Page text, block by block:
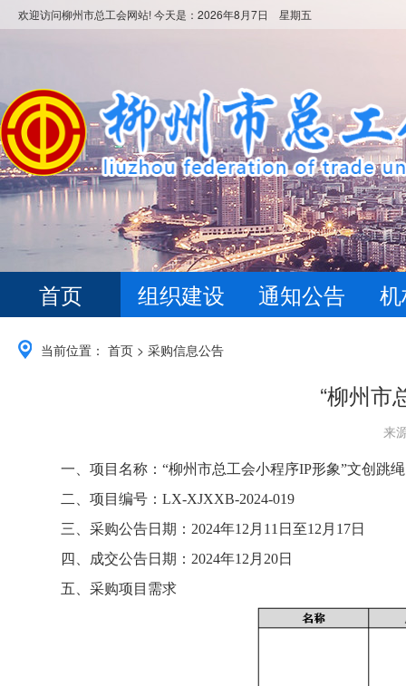
欢迎访问柳州市总工会网站! 今天是： 2026年8月7日 星期五
首页 组织建设 通知公告
当前位置： 首页 > 采购信息公告
“柳州市
来
一、项目名称：“柳州市总工会小程序IP形象”文创跳绳
二、项目编号：LX-XJXXB-2024-019
三、采购公告日期：2024年12月11日至12月17日
四、成交公告日期：2024年12月20日
五、采购项目需求